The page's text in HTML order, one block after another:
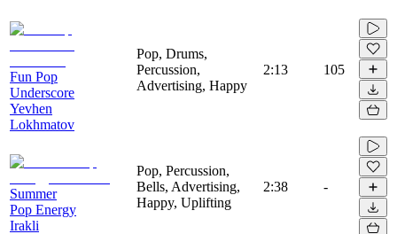
Fun Pop
Underscore
Yevhen
Lokhmatov
Pop, Drums,
Percussion,
Advertising, Happy
2:13 105
Summer
Pop Energy
Irakli
Pop, Percussion,
Bells, Advertising,
Happy, Uplifting
2:38 -